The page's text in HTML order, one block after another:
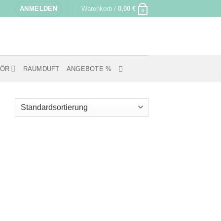
ANMELDEN Warenkorb / 0,00 € 0
RAUMDUFT ANGEBOTE %